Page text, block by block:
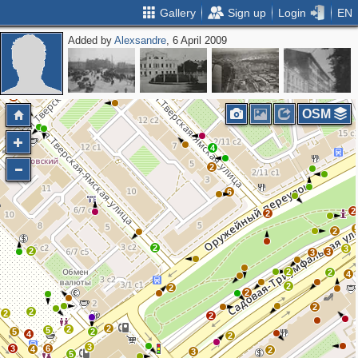
Gallery Sign up Login EN
Added byAlexsandre, 6 April 2009
5
3
2 2
2
2
3 2
2
2
2
2
2
2 4
3
3
2
6
2
2
3
2
4
2
2
2 2
2
5
6
4
3
4
5
2 2
OSM